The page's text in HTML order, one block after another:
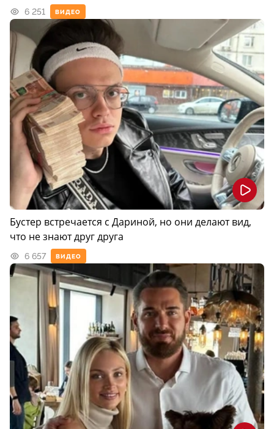
ВИДЕО
6 251
ВИДЕО
Бустер встречается с Дариной, но они делают вид,
что не знают друг друга
6 657